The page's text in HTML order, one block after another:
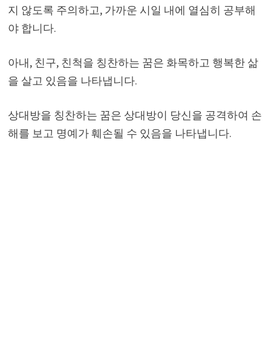
지 않도록 주의하고, 가까운 시일 내에 열심히 공부해
야 합니다.
아내, 친구, 친척을 칭찬하는 꿈은 화목하고 행복한 삶
을 살고 있음을 나타냅니다.
상대방을 칭찬하는 꿈은 상대방이 당신을 공격하여 손
해를 보고 명예가 훼손될 수 있음을 나타냅니다.